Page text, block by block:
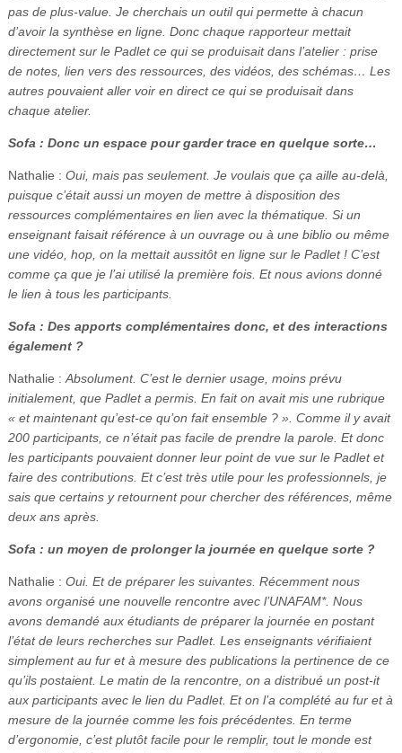
pas de plus-value. Je cherchais un outil qui permette à chacun
d’avoir la synthèse en ligne. Donc chaque rapporteur mettait
directement sur le Padlet ce qui se produisait dans l’atelier : prise
de notes, lien vers des ressources, des vidéos, des schémas… Les
autres pouvaient aller voir en direct ce qui se produisait dans
chaque atelier.
Sofa : Donc un espace pour garder trace en quelque sorte…
Nathalie : Oui, mais pas seulement. Je voulais que ça aille au-delà,
puisque c’était aussi un moyen de mettre à disposition des
ressources complémentaires en lien avec la thématique. Si un
enseignant faisait référence à un ouvrage ou à une biblio ou même
une vidéo, hop, on la mettait aussitôt en ligne sur le Padlet ! C’est
comme ça que je l’ai utilisé la première fois. Et nous avions donné
le lien à tous les participants.
Sofa : Des apports complémentaires donc, et des interactions
également ?
Nathalie : Absolument. C’est le dernier usage, moins prévu
initialement, que Padlet a permis. En fait on avait mis une rubrique
« et maintenant qu’est-ce qu’on fait ensemble ? ». Comme il y avait
200 participants, ce n’était pas facile de prendre la parole. Et donc
les participants pouvaient donner leur point de vue sur le Padlet et
faire des contributions. Et c’est très utile pour les professionnels, je
sais que certains y retournent pour chercher des références, même
deux ans après.
Sofa : un moyen de prolonger la journée en quelque sorte ?
Nathalie : Oui. Et de préparer les suivantes. Récemment nous
avons organisé une nouvelle rencontre avec l’UNAFAM*. Nous
avons demandé aux étudiants de préparer la journée en postant
l’état de leurs recherches sur Padlet. Les enseignants vérifiaient
simplement au fur et à mesure des publications la pertinence de ce
qu’ils postaient. Le matin de la rencontre, on a distribué un post-it
aux participants avec le lien du Padlet. Et on l’a complété au fur et à
mesure de la journée comme les fois précédentes. En terme
d’ergonomie, c’est plutôt facile pour le remplir, tout le monde est